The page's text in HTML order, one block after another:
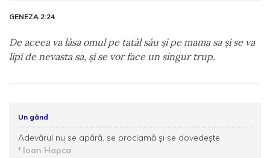
GENEZA 2:24
De aceea va lăsa omul pe tatăl său şi pe mama sa şi se va
lipi de nevasta sa, şi se vor face un singur trup.
Un gând
Adevărul nu se apără, se proclamă și se dovedește.
Ioan Hapca